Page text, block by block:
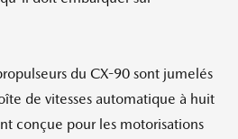
du CX-90 sont jumelés
de vitesses automatique à huit
conçue pour les motorisations